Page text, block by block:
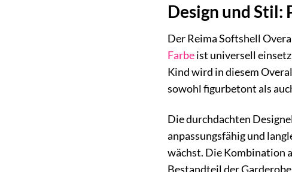
Design und Stil:
Der Reima Softshell
Farbeist universell
Kind wird in diesem
sowohl figurbetont als
Die durchdachten
anpassungsfähig und
wächst. Die Kombination
Bestandteil der